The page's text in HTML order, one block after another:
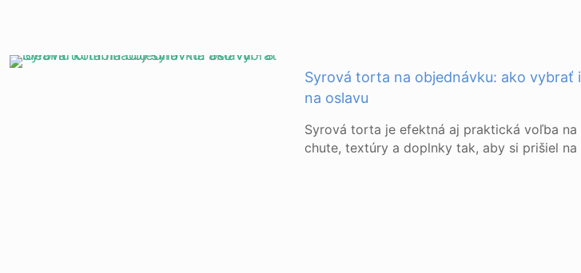
Syrová torta na objednávku: ako vybrať
na oslavu
Syrová torta je efektná aj praktická voľba
chute, textúry a doplnky tak, aby si prišiel